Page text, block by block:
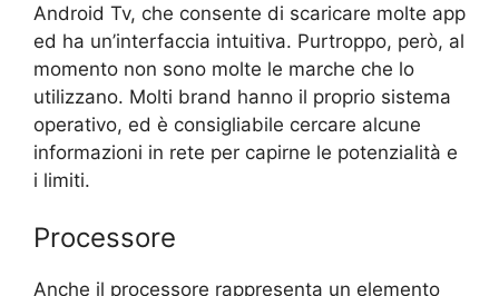
Android Tv, che consente di scaricare molte app
ed ha un’interfaccia intuitiva. Purtroppo, però, al
momento non sono molte le marche che lo
utilizzano. Molti brand hanno il proprio sistema
operativo, ed è consigliabile cercare alcune
informazioni in rete per capirne le potenzialità e
i limiti.
Processore
Anche il processore rappresenta un elemento